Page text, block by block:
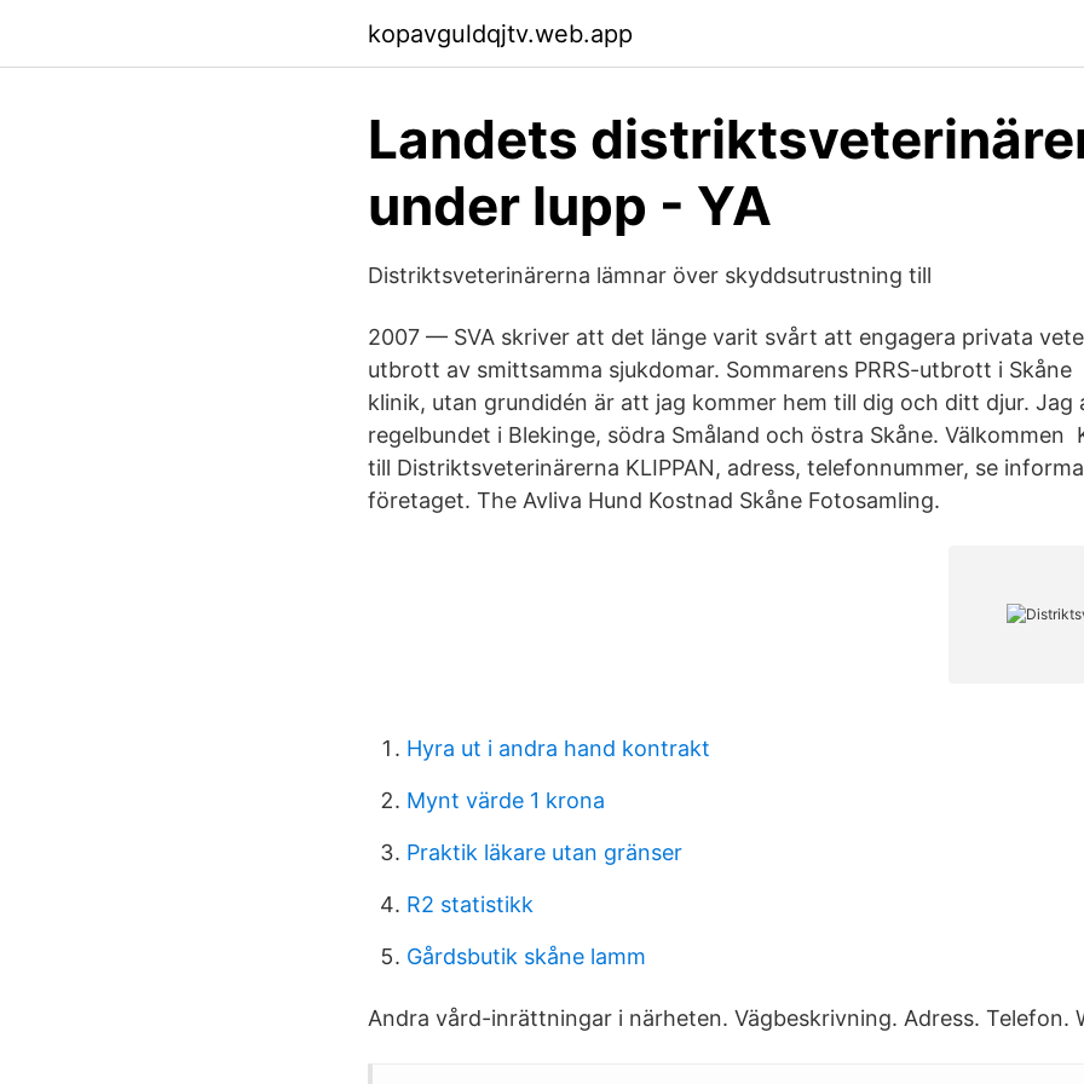
kopavguldqjtv.web.app
Landets
under lupp - YA
Distriktsveterinärerna lämnar över skyddsutrustning till
2007 — SVA skriver att det länge varit svårt att engagera privata
utbrott av smittsamma sjukdomar. Sommarens PRRS-utbrott i Skåne
klinik, utan grundidén är att jag kommer hem till dig och ditt djur. Jag
regelbundet i Blekinge, södra Småland och östra Skåne.
till Distriktsveterinärerna KLIPPAN, adress, telefonnummer, se
företaget. The Avliva Hund Kostnad Skåne Fotosamling.
Hyra ut i andra hand kontrakt
Mynt värde 1 krona
Praktik läkare utan gränser
R2 statistikk
Gårdsbutik skåne lamm
Andra vård-​inrättningar i närheten. Vägbeskrivning. Adress. Telefon.